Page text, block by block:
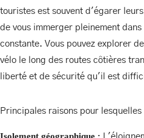
touristes est souvent d'égarer
de vous immerger pleinement
constante. Vous pouvez explorer
vélo le long des routes côtières
liberté et de sécurité qu'il est
Principales raisons pour lesquelles
Isolement géographique :